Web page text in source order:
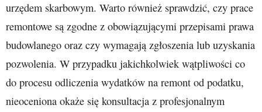
urzędem skarbowym. Warto również sprawdzić, czy prace
remontowe są zgodne z obowiązującymi przepisami prawa
budowlanego oraz czy wymagają zgłoszenia lub uzyskania
pozwolenia. W przypadku jakichkolwiek wątpliwości co
do procesu odliczenia wydatków na remont od podatku,
nieoceniona okaże się konsultacja z profesjonalnym